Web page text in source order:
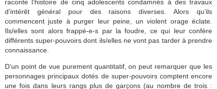
raconte l’histoire de cinq adolescents condamnés à des travaux
d’intérêt général pour des raisons diverses. Alors qu’ils
commencent juste à purger leur peine, un violent orage éclate.
Ils/elles sont alors frappé-e-s par la foudre, ce qui leur confère
différents super-pouvoirs dont ils/elles ne vont pas tarder à prendre
connaissance.
D’un point de vue purement quantitatif, on peut remarquer que les
personnages principaux dotés de super-pouvoirs comptent encore
une fois dans leurs rangs plus de garçons (au nombre de trois :